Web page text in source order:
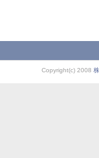
Copyright(c) 2008